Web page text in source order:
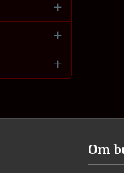
Om